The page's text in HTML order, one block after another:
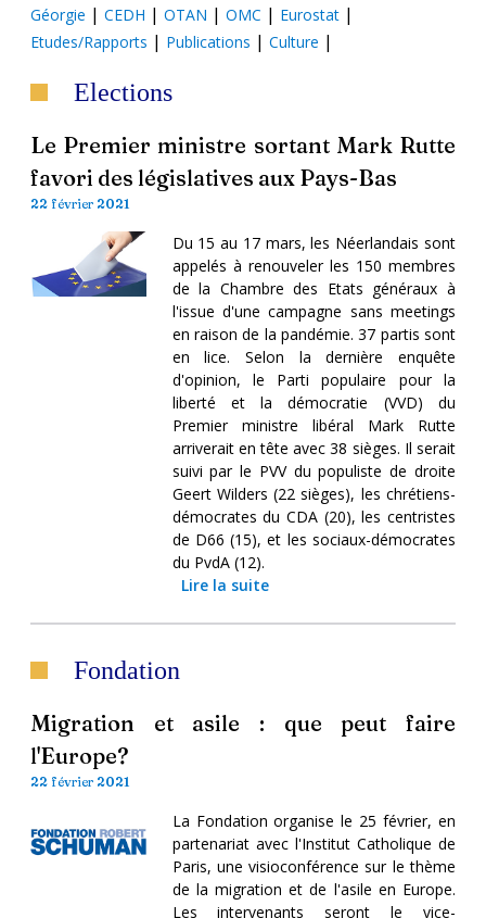
Géorgie | CEDH | OTAN | OMC | Eurostat |
Etudes/Rapports | Publications | Culture |
Elections
Le Premier ministre sortant Mark Rutte
favori des législatives aux Pays-Bas
22 février 2021
Du 15 au 17 mars, les Néerlandais sont
appelés à renouveler les 150 membres
de la Chambre des Etats généraux à
l'issue d'une campagne sans meetings
en raison de la pandémie. 37 partis sont
en lice. Selon la dernière enquête
d'opinion, le Parti populaire pour la
liberté et la démocratie (VVD) du
Premier ministre libéral Mark Rutte
arriverait en tête avec 38 sièges. Il serait
suivi par le PVV du populiste de droite
Geert Wilders (22 sièges), les chrétiens-
démocrates du CDA (20), les centristes
de D66 (15), et les sociaux-démocrates
du PvdA (12).
Lire la suite
Fondation
Migration et asile : que peut faire
l'Europe?
22 février 2021
La Fondation organise le 25 février, en
partenariat avec l'Institut Catholique de
Paris, une visioconférence sur le thème
de la migration et de l'asile en Europe.
Les intervenants seront le vice-